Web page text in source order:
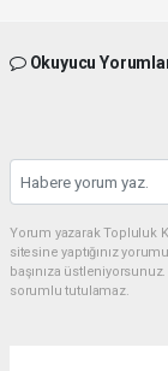
Okuyucu
Yorum yazarak Topluluk
sitesine yaptığınız
başınıza
sorumlu tutulamaz.